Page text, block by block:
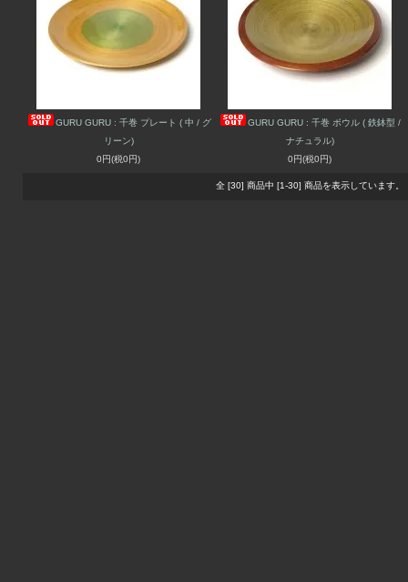
GURU GURU : 千巻 プレート ( 中 / グ
リーン)
0円(税0円)
GURU GURU : 千巻 ボウル ( 鉄鉢型 /
ナチュラル)
0円(税0円)
全 [30] 商品中 [1-30] 商品を表示しています。